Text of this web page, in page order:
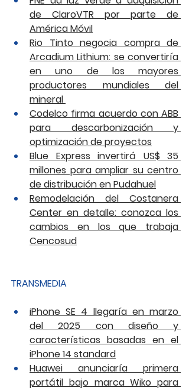
de ClaroVTR por parte de
América Móvil
Rio Tinto negocia compra de
Arcadium Lithium: se convertiría
en uno de los mayores
productores mundiales del
mineral
Codelco firma acuerdo con ABB
para descarbonización y
optimización de proyectos
Blue Express invertirá US$ 35
millones para ampliar su centro
de distribución en Pudahuel
Remodelación del Costanera
Center en detalle: conozca los
cambios en los que trabaja
Cencosud
TRANSMEDIA
iPhone SE 4 llegaría en marzo
del 2025 con diseño y
características basadas en el
iPhone 14 standard
Huawei anunciaría primera
portátil bajo marca Wiko para